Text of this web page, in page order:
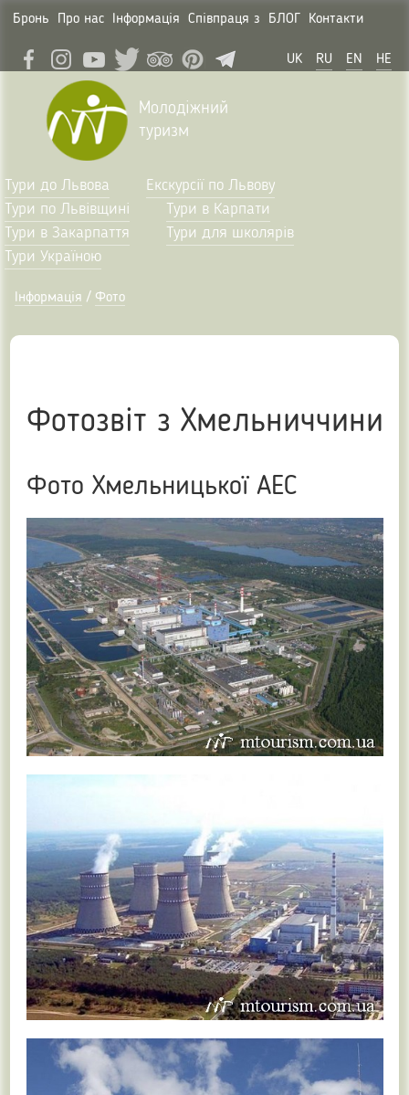
Бронь Про нас Інформація Співпраця з БЛОГ Контакти
UK RU EN HE
Молодіжний
туризм
Тури до Львова
Екскурсії по Львову
Тури по Львівщині
Тури в Карпати
Тури в Закарпаття
Тури для школярів
Тури Україною
Інформація / Фото
Фотозвіт з Хмельниччини
Фото Хмельницької АЕС